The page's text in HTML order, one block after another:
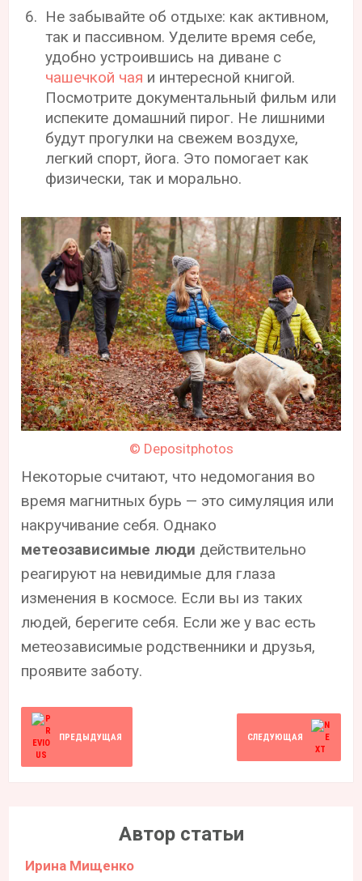
Не забывайте об отдыхе: как активном,
так и пассивном. Уделите время себе,
удобно устроившись на диване с
чашечкой чая и интересной книгой.
Посмотрите документальный фильм или
испеките домашний пирог. Не лишними
будут прогулки на свежем воздухе,
легкий спорт, йога. Это помогает как
физически, так и морально.
© Depositphotos
Некоторые считают, что недомогания во
время магнитных бурь — это симуляция или
накручивание себя. Однако
метеозависимые люди действительно
реагируют на невидимые для глаза
изменения в космосе. Если вы из таких
людей, берегите себя. Если же у вас есть
метеозависимые родственники и друзья,
проявите заботу.
ПРЕДЫДУЩАЯ СЛЕДУЮЩАЯ
Автор статьи
Ирина Мищенко